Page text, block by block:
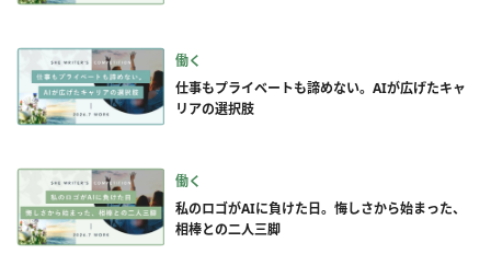
働く
仕事もプライベートも諦めない。AIが広げたキャ
リアの選択肢
働く
私のロゴがAIに負けた日。悔しさから始まった、
相棒との二人三脚